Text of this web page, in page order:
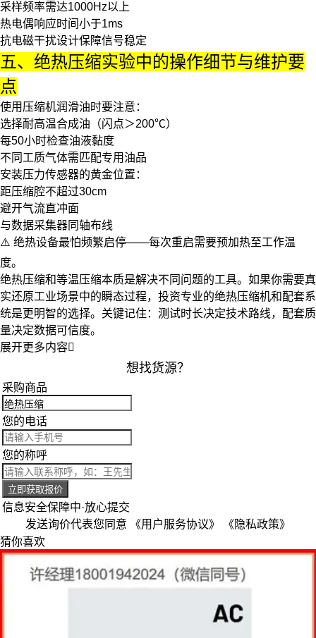
采样频率需达1000Hz以上
热电偶响应时间小于1ms
抗电磁干扰设计保障信号稳定
五、绝热压缩实验中的操作细节与维护要
点
使用 压缩机润滑油时要注意：
选择耐高温合成油（闪点＞200℃）
每50小时检查油液黏度
不同工质气体需匹配专用油品
安装压力传感器的黄金位置：
距压缩腔不超过30cm
避开气流直冲面
与数据采集器同轴布线
⚠️ 绝热设备最怕频繁启停——每次重启需要预加热至工作温
度。
绝热压缩和等温压缩本质是解决不同问题的工具。如果你需要真
实还原工业场景中的瞬态过程，投资专业的绝热压缩机和配套系
统是更明智的选择。关键记住：测试时长决定技术路线，配套质
量决定数据可信度。
展开更多内容
想找货源？
采购商品
您的电话
您的称呼
立即获取报价
信息安全保障中·放心提交
发送询价代表您同意 《用户服务协议》
《隐私政策》
猜你喜欢